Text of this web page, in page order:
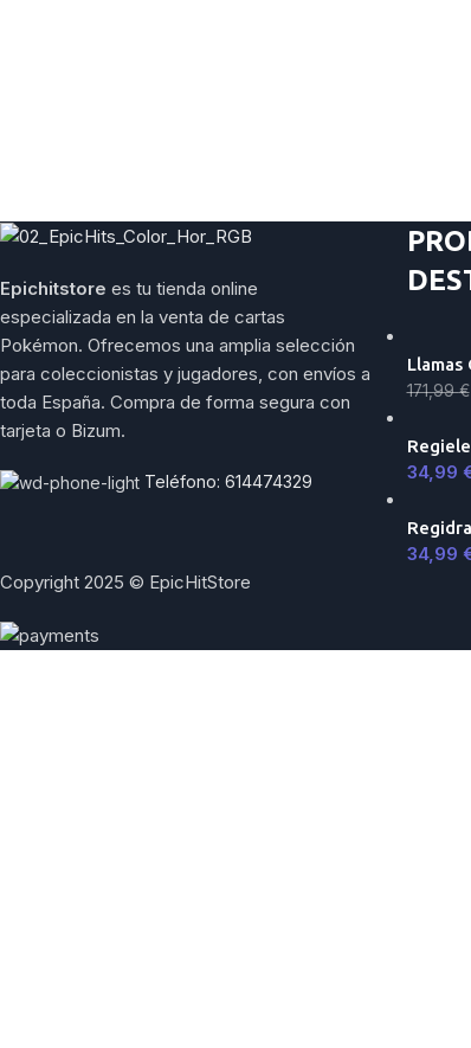
Epichitstore es tu tienda online
especializada en la venta de cartas
Pokémon. Ofrecemos una amplia selección
para coleccionistas y jugadores, con envíos a
toda España. Compra de forma segura con
tarjeta o Bizum.
Teléfono: 614474329
Llamas
171,99€
34,99
34,99
Copyright 2025 © EpicHitStore